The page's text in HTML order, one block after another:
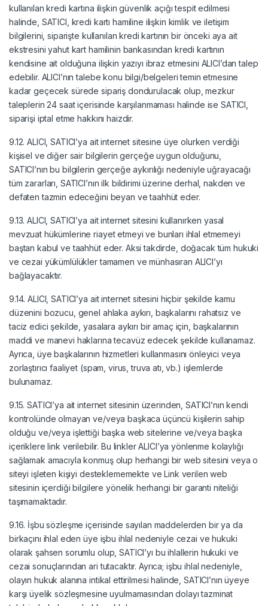
kullanılan kredi kartına ilişkin güvenlik açığı tespit edilmesi
halinde, SATICI, kredi kartı hamiline ilişkin kimlik ve iletişim
bilgilerini, siparişte kullanılan kredi kartının bir önceki aya ait
ekstresini yahut kart hamilinin bankasından kredi kartının
kendisine ait olduğuna ilişkin yazıyı ibraz etmesini ALICI’dan talep
edebilir. ALICI’nın talebe konu bilgi/belgeleri temin etmesine
kadar geçecek sürede sipariş dondurulacak olup, mezkur
taleplerin 24 saat içerisinde karşılanmaması halinde ise SATICI,
siparişi iptal etme hakkını haizdir.
9.12. ALICI, SATICI’ya ait internet sitesine üye olurken verdiği
kişisel ve diğer sair bilgilerin gerçeğe uygun olduğunu,
SATICI’nın bu bilgilerin gerçeğe aykırılığı nedeniyle uğrayacağı
tüm zararları, SATICI’nın ilk bildirimi üzerine derhal, nakden ve
defaten tazmin edeceğini beyan ve taahhüt eder.
9.13. ALICI, SATICI’ya ait internet sitesini kullanırken yasal
mevzuat hükümlerine riayet etmeyi ve bunları ihlal etmemeyi
baştan kabul ve taahhüt eder. Aksi takdirde, doğacak tüm hukuki
ve cezai yükümlülükler tamamen ve münhasıran ALICI’yı
bağlayacaktır.
9.14. ALICI, SATICI’ya ait internet sitesini hiçbir şekilde kamu
düzenini bozucu, genel ahlaka aykırı, başkalarını rahatsız ve
taciz edici şekilde, yasalara aykırı bir amaç için, başkalarının
maddi ve manevi haklarına tecavüz edecek şekilde kullanamaz.
Ayrıca, üye başkalarının hizmetleri kullanmasını önleyici veya
zorlaştırıcı faaliyet (spam, virus, truva atı, vb.) işlemlerde
bulunamaz.
9.15. SATICI’ya ait internet sitesinin üzerinden, SATICI’nın kendi
kontrolünde olmayan ve/veya başkaca üçüncü kişilerin sahip
olduğu ve/veya işlettiği başka web sitelerine ve/veya başka
içeriklere link verilebilir. Bu linkler ALICI’ya yönlenme kolaylığı
sağlamak amacıyla konmuş olup herhangi bir web sitesini veya o
siteyi işleten kişiyi desteklememekte ve Link verilen web
sitesinin içerdiği bilgilere yönelik herhangi bir garanti niteliği
taşımamaktadır.
9.16. İşbu sözleşme içerisinde sayılan maddelerden bir ya da
birkaçını ihlal eden üye işbu ihlal nedeniyle cezai ve hukuki
olarak şahsen sorumlu olup, SATICI’yı bu ihlallerin hukuki ve
cezai sonuçlarından ari tutacaktır. Ayrıca; işbu ihlal nedeniyle,
olayın hukuk alanına intikal ettirilmesi halinde, SATICI’nın üyeye
karşı üyelik sözleşmesine uyulmamasından dolayı tazminat